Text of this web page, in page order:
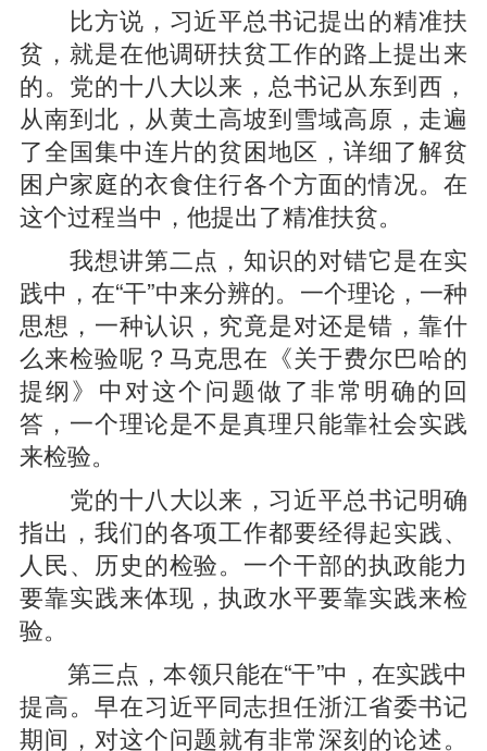
比方说，习近平总书记提出的精准扶
贫，就是在他调研扶贫工作的路上提出来
的。党的十八大以来，总书记从东到西，
从南到北，从黄土高坡到雪域高原，走遍
了全国集中连片的贫困地区，详细了解贫
困户家庭的衣食住行各个方面的情况。在
这个过程当中，他提出了精准扶贫。
我想讲第二点，知识的对错它是在实
践中，在“干”中来分辨的。一个理论，一种
思想，一种认识，究竟是对还是错，靠什
么来检验呢？马克思在《关于费尔巴哈的
提纲》中对这个问题做了非常明确的回
答，一个理论是不是真理只能靠社会实践
来检验。
党的十八大以来，习近平总书记明确
指出，我们的各项工作都要经得起实践、
人民、历史的检验。一个干部的执政能力
要靠实践来体现，执政水平要靠实践来检
验。
第三点，本领只能在“干”中，在实践中
提高。早在习近平同志担任浙江省委书记
期间，对这个问题就有非常深刻的论述。